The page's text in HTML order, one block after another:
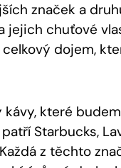
značek‌ a‌
jejich chuťové
dojem,
kávy, které
Starbucks,
z těchto​